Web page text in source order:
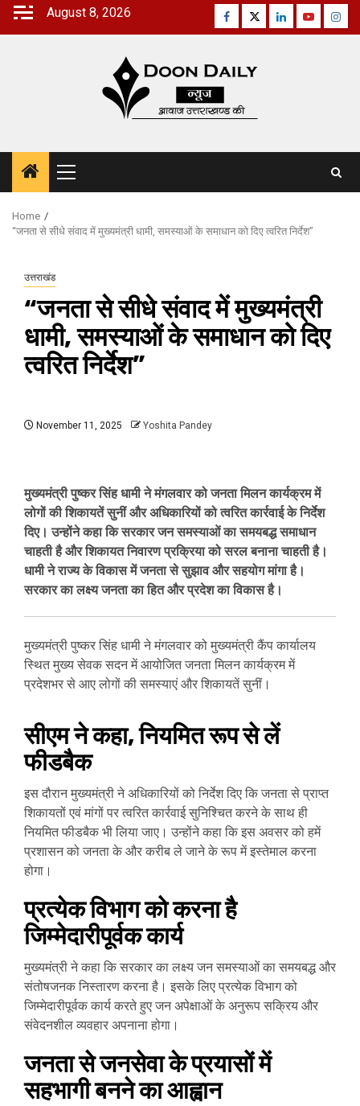
Skip
August 8, 2026 Facebook
TwitterLinkedinYoutube
Primary
Menu
Home
“जनता से सीधे संवाद में मुख्यमंत्री धामी, समस्याओं के समाधान को दिए त्वरित निर्देश”
उत्तराखंड
“जनता से सीधे संवाद में मुख्यमंत्री
धामी, समस्याओं के समाधान को दिए
त्वरित निर्देश”
November 11, 2025 Yoshita Pandey
मुख्यमंत्री पुष्कर सिंह धामी ने मंगलवार को जनता मिलन कार्यक्रम में
लोगों की शिकायतें सुनीं और अधिकारियों को त्वरित कार्रवाई के निर्देश
दिए। उन्होंने कहा कि सरकार जन समस्याओं का समयबद्ध समाधान
चाहती है और शिकायत निवारण प्रक्रिया को सरल बनाना चाहती है।
धामी ने राज्य के विकास में जनता से सुझाव और सहयोग मांगा है।
सरकार का लक्ष्य जनता का हित और प्रदेश का विकास है।
मुख्यमंत्री पुष्कर सिंह धामी ने मंगलवार को मुख्यमंत्री कैंप कार्यालय
स्थित मुख्य सेवक सदन में आयोजित जनता मिलन कार्यक्रम में
प्रदेशभर से आए लोगों की समस्याएं और शिकायतें सुनीं।
सीएम ने कहा, नियमित रूप से लें
फीडबैक
इस दौरान मुख्यमंत्री ने अधिकारियों को निर्देश दिए कि जनता से प्राप्त
शिकायतों एवं मांगों पर त्वरित कार्रवाई सुनिश्चित करने के साथ ही
नियमित फीडबैक भी लिया जाए। उन्होंने कहा कि इस अवसर को हमें
प्रशासन को जनता के और करीब ले जाने के रूप में इस्तेमाल करना
होगा।
प्रत्येक विभाग को करना है
जिम्मेदारीपूर्वक कार्य
मुख्यमंत्री ने कहा कि सरकार का लक्ष्य जन समस्याओं का समयबद्ध और
संतोषजनक निस्तारण करना है। इसके लिए प्रत्येक विभाग को
जिम्मेदारीपूर्वक कार्य करते हुए जन अपेक्षाओं के अनुरूप सक्रिय और
संवेदनशील व्यवहार अपनाना होगा।
जनता से जनसेवा के प्रयासों में
सहभागी बनने का आह्वान